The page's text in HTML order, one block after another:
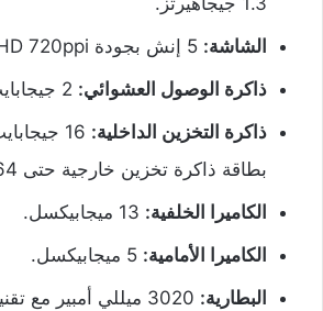
الشاشة:
ذاكرة الوصول العشوائي:
ذاكرة التخزين الداخلية:
16
بطاقة ذاكرة تخزين خارجية حتى 64.
الكاميرا الخلفية:
الكاميرا الأمامية:
البطارية: